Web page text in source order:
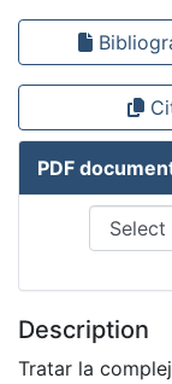
PDF
Description
Tratar la